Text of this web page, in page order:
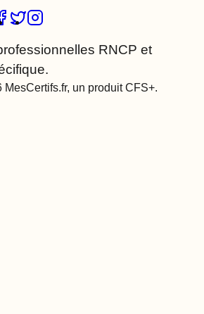
RNCP et
un produit CFS+.